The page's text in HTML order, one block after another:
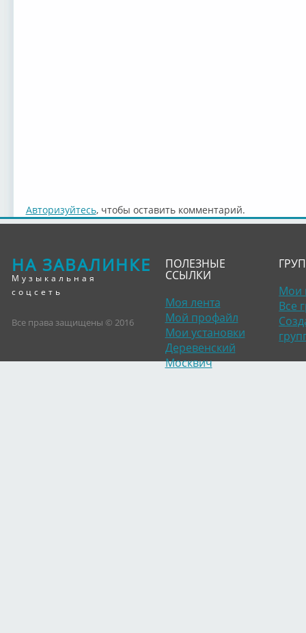
Авторизуйтесь, чтобы оставить комментарий.
НА ЗАВАЛИНКЕ
Музыкальная
соцсеть
Все права защищены © 2016
ПОЛЕЗНЫЕ
ССЫЛКИ
Моя лента
Мой профайл
Мои установки
Деревенский
Москвич
Мои
Все